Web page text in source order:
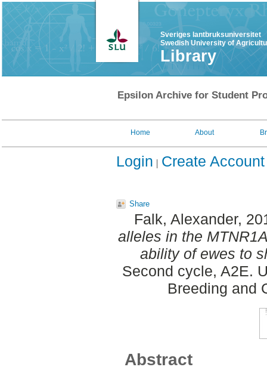
Sveriges lantbruksuniversitet
Swedish University of
Library
Epsilon Archive for Student
Home About
Login Create Account
Share
Falk, Alexander,
alleles in the
ability of ewes to
Second cycle, A2E.
Breeding and
Abstract